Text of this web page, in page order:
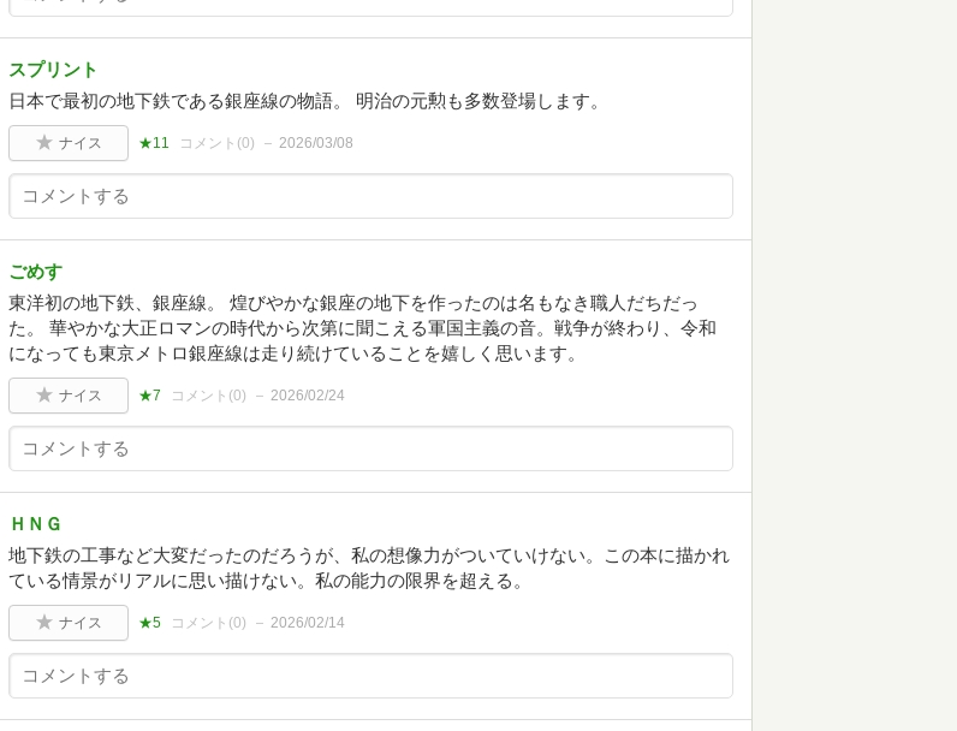
スプリント
日本で最初の地下鉄である銀座線の物語。 明治の元勲も多数登場します。
ナイス ★11 コメント(0) 2026/03/08
ごめす
東洋初の地下鉄、銀座線。 煌びやかな銀座の地下を作ったのは名もなき職人だちだっ
た。 華やかな大正ロマンの時代から次第に聞こえる軍国主義の音。戦争が終わり、令和
になっても東京メトロ銀座線は走り続けていることを嬉しく思います。
ナイス ★7 コメント(0) 2026/02/24
ＨＮＧ
地下鉄の工事など大変だったのだろうが、私の想像力がついていけない。この本に描かれ
ている情景がリアルに思い描けない。私の能力の限界を超える。
ナイス ★5 コメント(0) 2026/02/14